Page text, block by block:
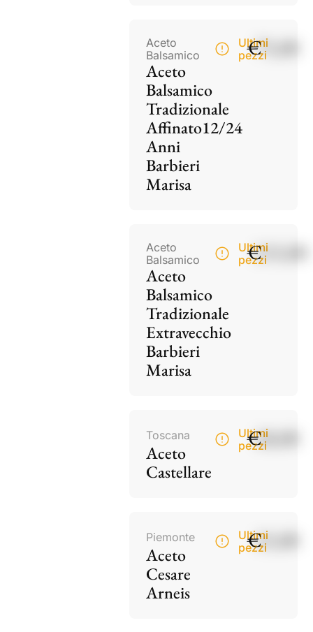
Aceto
Balsamico
Aceto
Balsamico
Tradizionale
Affinato12/24
Anni
Barbieri
Marisa
Ultimi
pezzi
€75,00
Aceto
Balsamico
Aceto
Balsamico
Tradizionale
Extravecchio
Barbieri
Marisa
Ultimi
pezzi
€115,00
Toscana
Aceto
Castellare
Ultimi
pezzi
€18,00
Piemonte
Aceto
Cesare
Arneis
Ultimi
pezzi
€15,00